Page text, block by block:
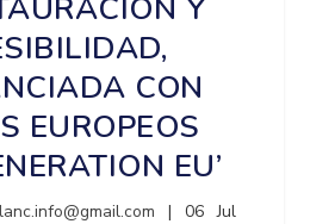
Y
CON
EUROPEOS
EU’
| 06 Jul